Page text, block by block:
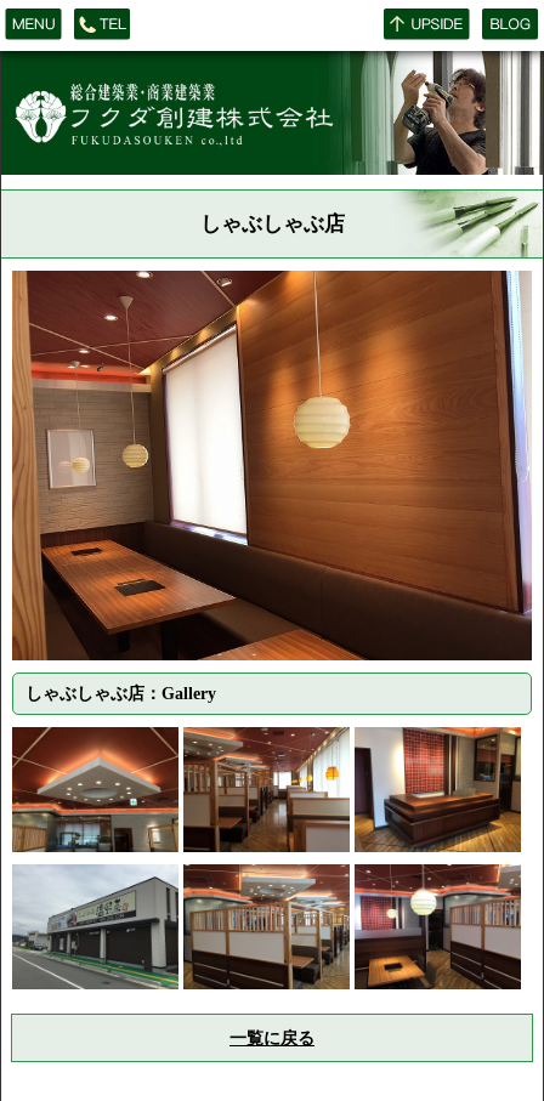
しゃぶしゃぶ店
しゃぶしゃぶ店：Gallery
一覧に戻る